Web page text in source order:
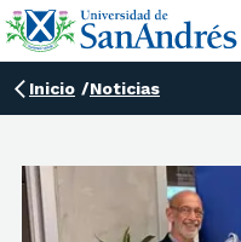
Inicio /Noticias